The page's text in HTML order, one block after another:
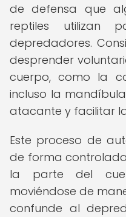
de defensa que
reptiles utilizan
depredadores.
desprender
cuerpo, como la
incluso la
atacante y facilitar
Este proceso de
de forma
la parte del
moviéndose de
confunde al